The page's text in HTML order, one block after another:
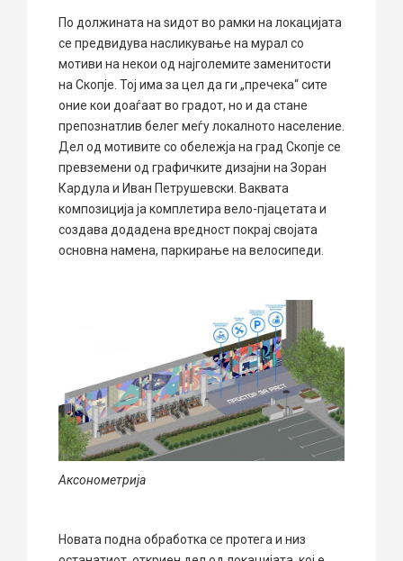
По должината на ѕидот во рамки на локацијата
се предвидува насликување на мурал со
мотиви на некои од најголемите заменитости
на Скопје. Тој има за цел да ги „пречека“ сите
оние кои доаѓаат во градот, но и да стане
препознатлив белег меѓу локалното население.
Дел од мотивите со обележја на град Скопје се
превземени од графичките дизајни на Зоран
Кардула и Иван Петрушевски. Ваквата
композиција ја комплетира вело-пјацетата и
создава додадена вредност покрај својата
основна намена, паркирање на велосипеди.
Аксонометрија
Новата подна обработка се протега и низ